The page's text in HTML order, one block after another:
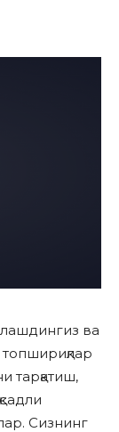
ва
тарқатиш,
Сизнинг